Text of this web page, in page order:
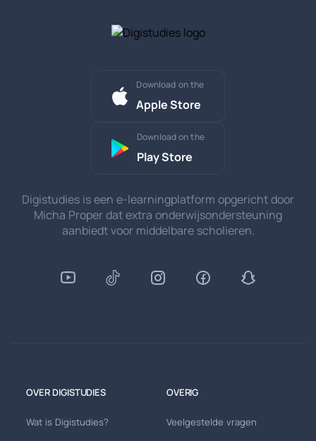
Download on the
Apple Store
Download on the
Play Store
Digistudies is een e-learningplatform opgericht door
Micha Proper dat extra onderwijsondersteuning
aanbiedt voor middelbare scholieren.
OVER DIGISTUDIES
Wat is Digistudies?
OVERIG
Veelgestelde vragen